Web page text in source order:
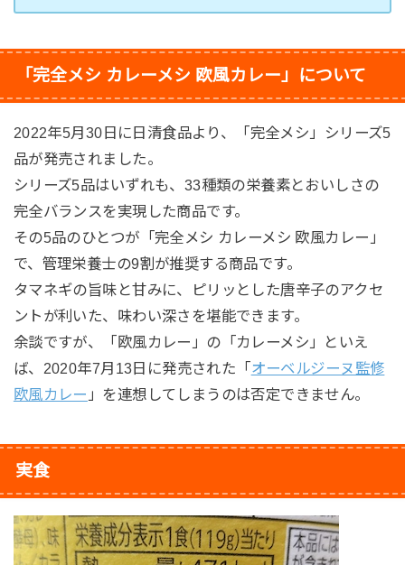
「完全メシ カレーメシ 欧風カレー」について
2022年5月30日に日清食品より、「完全メシ」シリーズ5
品が発売されました。
シリーズ5品はいずれも、33種類の栄養素とおいしさの
完全バランスを実現した商品です。
その5品のひとつが「完全メシ カレーメシ 欧風カレー」
で、管理栄養士の9割が推奨する商品です。
タマネギの旨味と甘みに、ピリッとした唐辛子のアクセ
ントが利いた、味わい深さを堪能できます。
余談ですが、「欧風カレー」の「カレーメシ」といえ
ば、2020年7月13日に発売された「 オーベルジーヌ監修
欧風カレー 」を連想してしまうのは否定できません。
実食